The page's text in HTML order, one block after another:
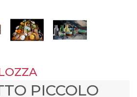
PICCOLO